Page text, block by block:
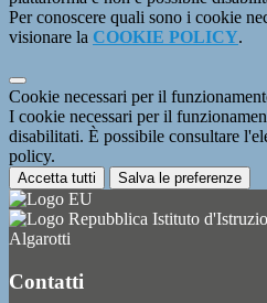
Per conoscere quali sono i cookie
visionare la COOKIE POLICY.
Cookie necessari per il
I cookie necessari per il
disabilitati. È possibile consultare
policy.
Accetta tutti Salva le preferenze
Istituto
Algarotti
Contatti